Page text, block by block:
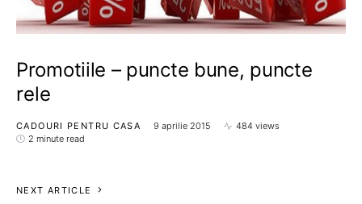
Promotiile – puncte bune, puncte
rele
CADOURI PENTRU CASA 9 aprilie 2015
484 views
2 minute read
NEXT ARTICLE